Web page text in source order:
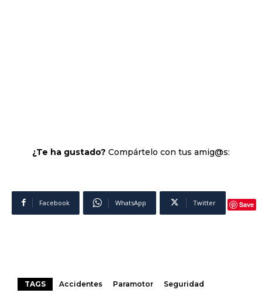
¿Te ha gustado? Compártelo con tus amig@s:
Facebook WhatsApp Twitter Save
TAGS Accidentes Paramotor Seguridad